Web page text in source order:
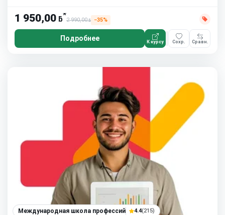
1 950,00 ƃ*
2 990,00ƃ −35%
Подробнее К курсу Сохр. Сравн.
Международная школа профессий 4.4(215)